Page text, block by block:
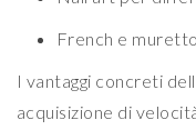
French e
I vantaggi concreti
acquisizione di